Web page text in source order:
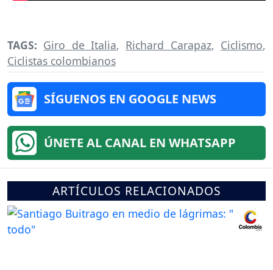
TAGS: Giro de Italia, Richard Carapaz, Ciclismo,
Ciclistas colombianos
SÍGUENOS EN GOOGLE NEWS
ÚNETE AL CANAL EN WHATSAPP
ARTÍCULOS RELACIONADOS